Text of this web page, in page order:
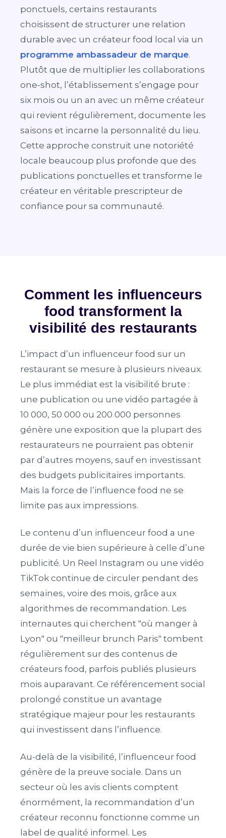
ponctuels, certains restaurants
choisissent de structurer une relation
durable avec un créateur food local via un
programme ambassadeur de marque.
Plutôt que de multiplier les collaborations
one-shot, l’établissement s’engage pour
six mois ou un an avec un même créateur
qui revient régulièrement, documente les
saisons et incarne la personnalité du lieu.
Cette approche construit une notoriété
locale beaucoup plus profonde que des
publications ponctuelles et transforme le
créateur en véritable prescripteur de
confiance pour sa communauté.
Comment les influenceurs
food transforment la
visibilité des restaurants
L’impact d’un influenceur food sur un
restaurant se mesure à plusieurs niveaux.
Le plus immédiat est la visibilité brute :
une publication ou une vidéo partagée à
10 000, 50 000 ou 200 000 personnes
génère une exposition que la plupart des
restaurateurs ne pourraient pas obtenir
par d’autres moyens, sauf en investissant
des budgets publicitaires importants.
Mais la force de l’influence food ne se
limite pas aux impressions.
Le contenu d’un influenceur food a une
durée de vie bien supérieure à celle d’une
publicité. Un Reel Instagram ou une vidéo
TikTok continue de circuler pendant des
semaines, voire des mois, grâce aux
algorithmes de recommandation. Les
internautes qui cherchent "où manger à
Lyon" ou "meilleur brunch Paris" tombent
régulièrement sur des contenus de
créateurs food, parfois publiés plusieurs
mois auparavant. Ce référencement social
prolongé constitue un avantage
stratégique majeur pour les restaurants
qui investissent dans l’influence.
Au-delà de la visibilité, l’influenceur food
génère de la preuve sociale. Dans un
secteur où les avis clients comptent
énormément, la recommandation d’un
créateur reconnu fonctionne comme un
label de qualité informel. Les